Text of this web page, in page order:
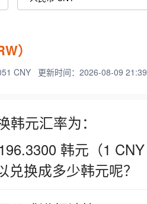
）
CNY 更新时间：2026-08-09
韩元汇率为：
韩元（1
兑换成多少韩元呢？